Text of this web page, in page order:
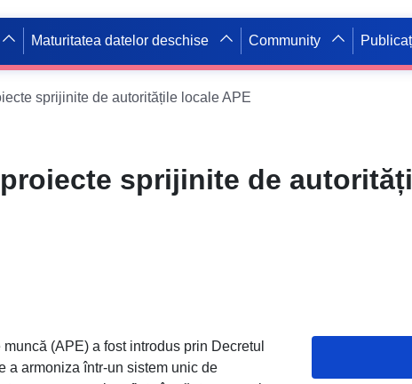
Maturitatea datelor deschise Community
sprijinite de autoritățile locale APE
sprijinite de
(APE) a fost introdus prin Decretul
a armoniza într-un sistem unic de